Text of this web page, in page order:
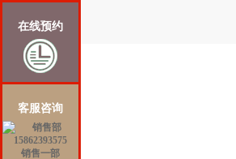
在线预约
客服咨询
销售一部